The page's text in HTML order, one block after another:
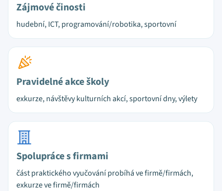
Zájmové činosti
hudební, ICT, programování/robotika, sportovní
Pravidelné akce školy
exkurze, návštěvy kulturních akcí, sportovní dny, výlety
Spolupráce s firmami
část praktického vyučování probíhá ve firmě/firmách,
exkurze ve firmě/firmách